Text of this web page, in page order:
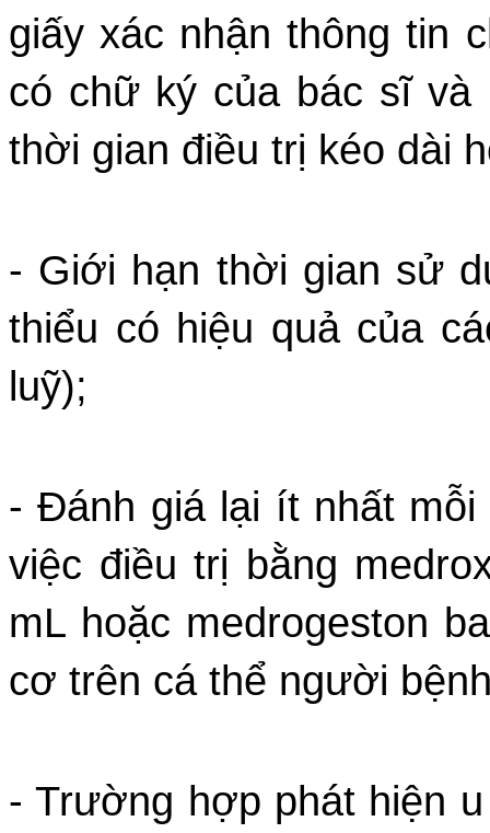
giấy xác nhận thông tin
có chữ ký của bác sĩ
thời gian điều trị kéo dài
- Giới hạn thời gian sử
thiểu có hiệu quả của
luỹ);
- Đánh giá lại ít nhất
việc điều trị bằng
mL hoặc medrogeston
cơ trên cá thể người
- Trường hợp phát hiện